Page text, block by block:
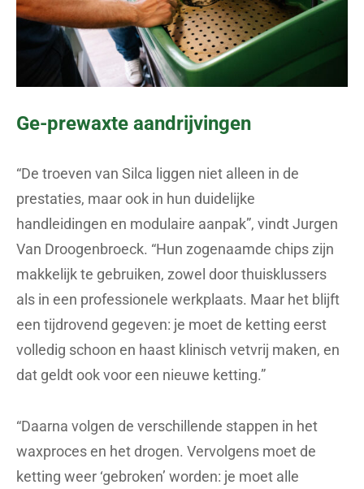
Ge-prewaxte aandrijvingen
“De troeven van Silca liggen niet alleen in de
prestaties, maar ook in hun duidelijke
handleidingen en modulaire aanpak”, vindt Jurgen
Van Droogenbroeck. “Hun zogenaamde chips zijn
makkelijk te gebruiken, zowel door thuisklussers
als in een professionele werkplaats. Maar het blijft
een tijdrovend gegeven: je moet de ketting eerst
volledig schoon en haast klinisch vetvrij maken, en
dat geldt ook voor een nieuwe ketting.”
“Daarna volgen de verschillende stappen in het
waxproces en het drogen. Vervolgens moet de
ketting weer ‘gebroken’ worden: je moet alle